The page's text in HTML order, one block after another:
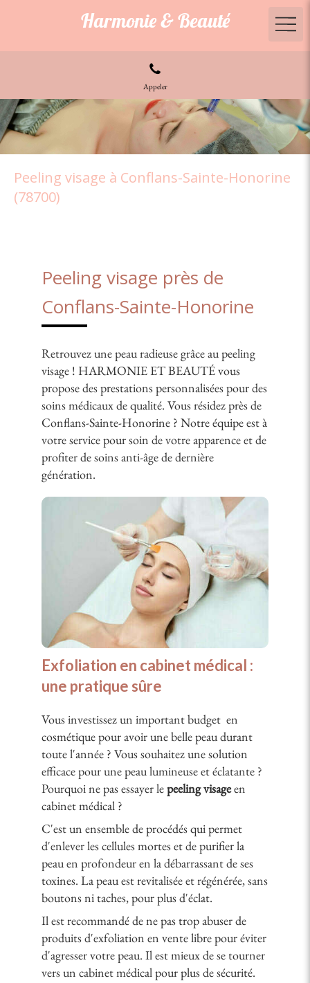
Harmonie & Beauté
Appeler
Peeling visage à Conflans-Sainte-Honorine
(78700)
Peeling visage près de
Conflans-Sainte-Honorine
Retrouvez une peau radieuse grâce au peeling
visage ! HARMONIE ET BEAUTÉ vous
propose des prestations personnalisées pour des
soins médicaux de qualité. Vous résidez près de
Conflans-Sainte-Honorine ? Notre équipe est à
votre service pour soin de votre apparence et de
profiter de soins anti-âge de dernière
génération.
Exfoliation en cabinet médical :
une pratique sûre
Vous investissez un important budget en
cosmétique pour avoir une belle peau durant
toute l'année ? Vous souhaitez une solution
efficace pour une peau lumineuse et éclatante ?
Pourquoi ne pas essayer lepeeling visageen
cabinet médical ?
C'est un ensemble de procédés qui permet
d'enlever les cellules mortes et de purifier la
peau en profondeur en la débarrassant de ses
toxines. La peau est revitalisée et régénérée, sans
boutons ni taches, pour plus d'éclat.
Il est recommandé de ne pas trop abuser de
produits d'exfoliation en vente libre pour éviter
d'agresser votre peau. Il est mieux de se tourner
vers un cabinet médical pour plus de sécurité.